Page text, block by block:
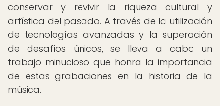
conservar y revivir la riqueza cultural y
artística del pasado. A través de la utilización
de tecnologías avanzadas y la superación
de desafíos únicos, se lleva a cabo un
trabajo minucioso que honra la importancia
de estas grabaciones en la historia de la
música.